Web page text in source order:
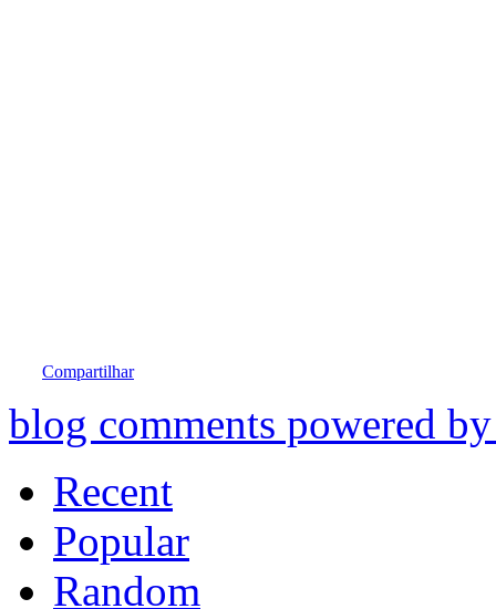
Compartilhar
blog comments powered
Recent
Popular
Random